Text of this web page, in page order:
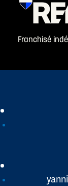
Franchisé